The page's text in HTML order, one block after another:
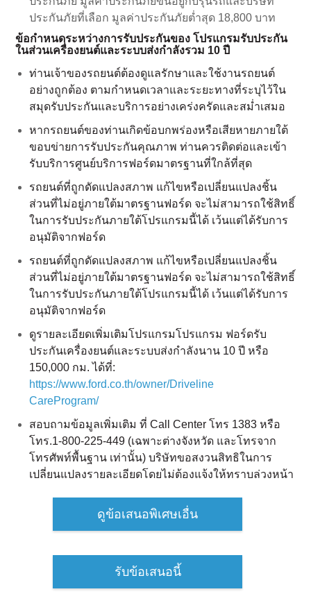
เครื่องมือช่วยประเมินค่าอะไหล่และ
สำหรับงานเช็คระยะ Service Price
ตารางบำรุงรักษา / ค่าใช้จ่ายรถยนต์ฟ
อร์ด
Adblue Diesel Exhaust Fluid
อะไหล่และศูนย์บริการซ่อมสี
และตัวถัง
อะไหล่ตัวถัง
ศูนย์บริการซ่อมสีและตัวถัง
Network (PSN)
ข้อมูลที่เกี่ยวกับรถฟอร์ด
รอบรู้รถฟอร์ด
วีดีโอการใช้งานระบบต่างๆ ของฟอร์ด
คู่มือการใช้รถ
คู่มือเจ้าของรถฟอร์ด
เคล็ดลับสำหรับผู้ใช้
การใช้น้ำมันไบโอดีเซล B20
สัญลักษณ์หน้าปัด
การบำรุงรักษารถยนต์
พื้นฐานการขับขี่
ความปลอดภัยในการขับขี่
คำถามที่พบบ่อย
Ford Ranger Raptor
: ฟรีประกันภัยชั้นหนึ่ง Ford Ensure และ โปรแกรมรับประกัน
เครื่องยนต์และระบบส่งกำลังรวม 10 ปี หรือ 150,000 กม.*
ประกันภัยที่เลือก มูลค่าประกันภัยต่ำสุด 18,800 บาท
ข้อกำหนดระหว่างการรับประกันของ โปรแกรมรับประกัน
ในส่วนเครื่องยนต์และระบบส่งกำลังรวม 10 ปี
ท่านเจ้าของรถยนต์ต้องดูแลรักษาและใช้งานรถยนต์
อย่างถูกต้อง ตามกำหนดเวลาและระยะทางที่ระบุไว้ใน
สมุดรับประกันและบริการอย่างเคร่งครัดและสม่ำเสมอ
หากรถยนต์ของท่านเกิดข้อบกพร่องหรือเสียหายภายใต้
ขอบข่ายการรับประกันคุณภาพ ท่านควรติดต่อและเข้า
รับบริการศูนย์บริการฟอร์ดมาตรฐานที่ใกล้ที่สุด
รถยนต์ที่ถูกดัดแปลงสภาพ แก้ไขหรือเปลี่ยนแปลงชิ้น
ส่วนที่ไม่อยู่ภายใต้มาตรฐานฟอร์ด จะไม่สามารถใช้สิทธิ์
ในการรับประกันภายใต้โปรแกรมนี้ได้ เว้นแต่ได้รับการ
อนุมัติจากฟอร์ด
รถยนต์ที่ถูกดัดแปลงสภาพ แก้ไขหรือเปลี่ยนแปลงชิ้น
ส่วนที่ไม่อยู่ภายใต้มาตรฐานฟอร์ด จะไม่สามารถใช้สิทธิ์
ในการรับประกันภายใต้โปรแกรมนี้ได้ เว้นแต่ได้รับการ
อนุมัติจากฟอร์ด
ดูรายละเอียดเพิ่มเติมโปรแกรมโปรแกรม ฟอร์ดรับ
ประกันเครื่องยนต์และระบบส่งกำลังนาน 10 ปี หรือ
150,000 กม. ได้ที่:
https://www.ford.co.th/owner/Driveline
CareProgram/
สอบถามข้อมูลเพิ่มเติม ที่ Call Center โทร 1383 หรือ
โทร.1-800-225-449 (เฉพาะต่างจังหวัด และโทรจาก
โทรศัพท์พื้นฐาน เท่านั้น) บริษัทขอสงวนสิทธิในการ
เปลี่ยนแปลงรายละเอียดโดยไม่ต้องแจ้งให้ทราบล่วงหน้า
ดูข้อเสนอพิเศษเอื่น
รับข้อเสนอนี้